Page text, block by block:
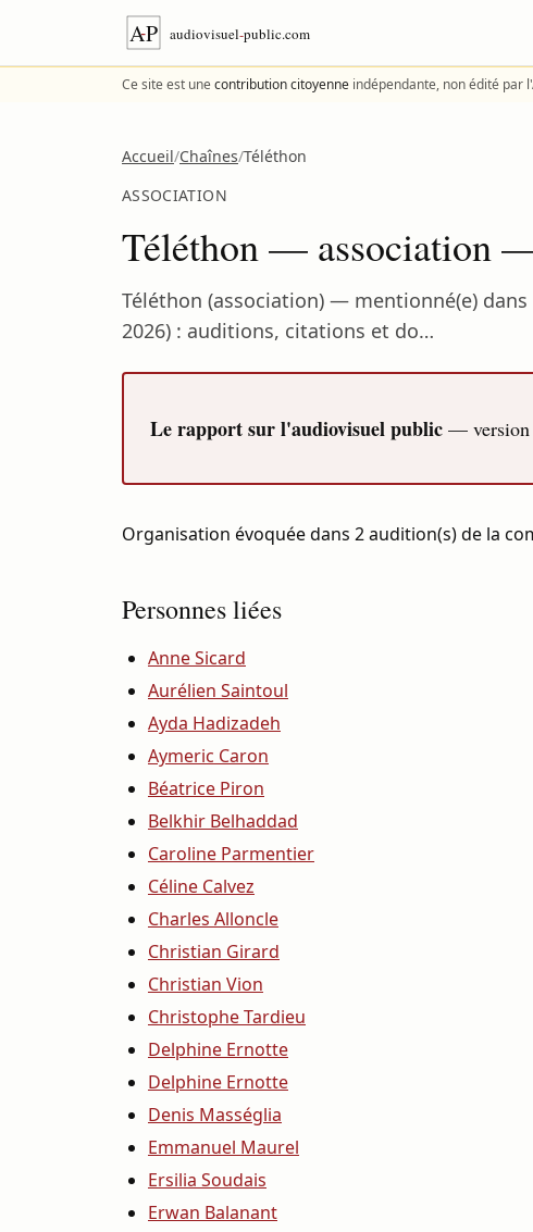
Aller au contenu
Ce site est unecontribution citoyenne indépendante, non édité par
Accueil/Chaînes/Téléthon
ASSOCIATION
Téléthon — association
Téléthon (association) — mentionné(e)
2026) : auditions, citations et do…
Le rapport sur l'audiovisuel public — version
Organisation évoquée dans 2 audition(s) de la
Personnes liées
Anne Sicard
Aurélien Saintoul
Ayda Hadizadeh
Aymeric Caron
Béatrice Piron
Belkhir Belhaddad
Caroline Parmentier
Céline Calvez
Charles Alloncle
Christian Girard
Christian Vion
Christophe Tardieu
Delphine Ernotte
Delphine Ernotte
Denis Masséglia
Emmanuel Maurel
Ersilia Soudais
Erwan Balanant